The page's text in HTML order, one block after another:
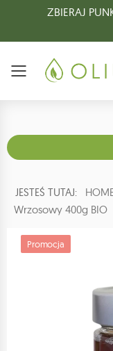
ZBIERAJ
Menu
JESTEŚ TUTAJ:
Wrzosowy 400g BIO
Promocja